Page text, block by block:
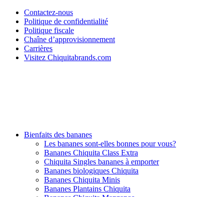
Contactez-nous
Politique de confidentialité
Politique fiscale
Chaîne d’approvisionnement
Carrières
Visitez Chiquitabrands.com
Bienfaits des bananes
Les bananes sont-elles bonnes pour vous?
Bananes Chiquita Class Extra
Chiquita Singles bananes à emporter
Bananes biologiques Chiquita
Bananes Chiquita Minis
Bananes Plantains Chiquita